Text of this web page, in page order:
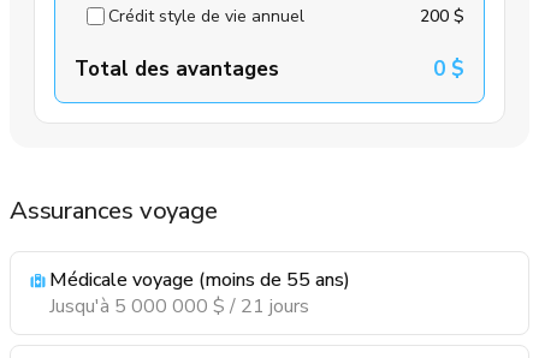
Crédit style de vie annuel 200 $
Total des avantages 0 $
Assurances voyage
Médicale voyage (moins de 55 ans)
Jusqu'à 5 000 000 $ / 21 jours